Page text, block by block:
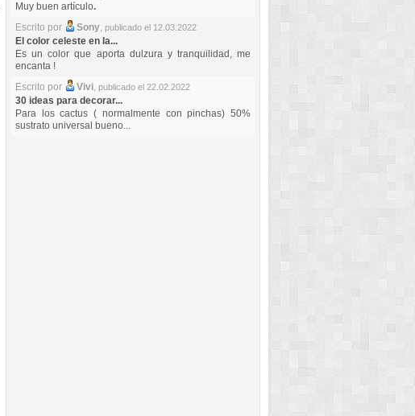
Muy buen artículo.
Escrito por
Sony, publicado el 12.03.2022
El color celeste en la...
Es un color que aporta dulzura y tranquilidad, me
encanta !
Escrito por
Vivi, publicado el 22.02.2022
30 ideas para decorar...
Para los cactus ( normalmente con pinchas) 50%
sustrato universal bueno...